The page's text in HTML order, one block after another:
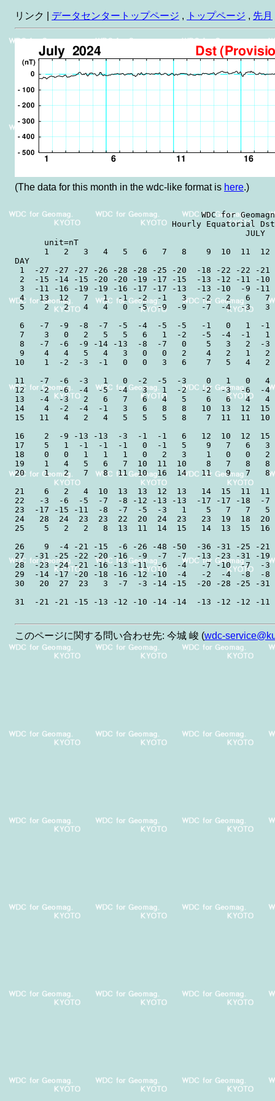
リンク | データセンタートップページ , トップページ , 先月
(The data for this month in the wdc-like format is here.)
WDC for
Hourly Equatorial
JULY
unit=nT
1   2   3   4   5   6   7   8    9  10  11
DAY
1  -27 -27 -27 -26 -28 -28 -25 -20  -18 -22 -22 -
2  -15 -14 -15 -20 -20 -19 -17 -15  -13 -12 -11 -
3  -11 -16 -19 -19 -16 -17 -17 -13  -13 -10  -9
4   13  12   7   1  -1  -2  -1   3   -2   2   6
5    2   2   4   4   0  -5  -9  -9   -7  -4  -3   3
6   -7  -9  -8  -7  -5  -4  -5  -5   -1   0   1  -
7    3   0   2   5   5   6   1  -2   -5  -4  -1
8   -7  -6  -9 -14 -13  -8  -7   0    5   3   2  -
9    4   4   5   4   3   0   0   2    4   2   1
10    1  -2  -3  -1   0   0   3   6    7   5   4
11   -7  -6  -3   1   0  -2  -5  -3    0   1   0
12   -2  -6  -4  -5  -4   3   1  -2   -2  -3  -6  -
13   -4  -3   2   6   7   6   4   5    6   6   4
14    4  -2  -4  -1   3   6   8   8   10  13  12  15
15   11   4   2   4   5   5   5   8    7  11  11  10
16    2  -9 -13 -13  -3  -1  -1   6   12  10  12  15
17    5   1  -1  -1  -1   0  -1   5    9   7   6
18    0   0   1   1   1   0   2   3    1   0   0
19    1   4   5   6   7  10  11  10    8   7   8
20    1   2   7   8  11  10  16  14   11   9   7
21    6   2   4  10  13  13  12  13   14  15  11
22   -3  -6  -5  -7  -8 -12 -13 -13  -17 -17 -18  -7
23  -17 -15 -11  -8  -7  -5  -3   1    5   7   7
24   28  24  23  23  22  20  24  23   23  19  18
25    5   2   2   8  13  11  14  15   14  13  15  16
26    9  -4 -21 -15  -6 -26 -48 -50  -36 -31 -25 -21
27  -31 -25 -22 -20 -16  -9  -7  -7  -13 -23 -31 -19
28  -23 -24 -21 -16 -13 -11  -6  -4   -7 -10  -7
29  -14 -17 -20 -18 -16 -12 -10  -4   -2  -4  -
30   20  27  23   3  -7  -3 -14 -15  -20 -28 -25 -31
このページに関する問い合わせ先: 今城 峻 (wdc-